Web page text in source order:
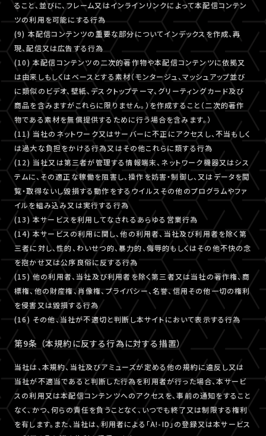
ること、並びに、フレーム又はインラインリンクによって本配信コンテン
ツの利用を可能にする行為
(9) 本配信コンテンツの重要な部分についてインデックスを作成、再
現、配信又は広告する行為
(10) 本配信コンテンツの二次的著作物や本配信コンテンツに依拠又
は由来しもしくはベースとする素材（モンタージュ、マッシュアップ並び
に類似のビデオ、壁紙、デスクトップテーマ、グリーティングカード及び
商品を含みますがこれらに限りません。）を作成すること（二次的著作
物である素材を無償提供するために行う場合を含みます。）
(11) 当社のネットワーク又はサーバーに不正にアクセスし、不当もしく
は過大な負担をかける行為又はその他これらに類する行為
(12) 当社又は第三者が管理する情報端末、ネットワーク機器又はシス
テムに、その適正な稼働を阻害し、操作を妨害・制御し、又はデータを閲
覧・取得ないし毀損する動作をするウイルスその他のプログラムやファ
イルを組み込み又は実行する行為
(13) 本サービスを利用してなされるあらゆる営業行為
(14) 本サービスの利用に関し、他の利用者、当社及び利用者を除く第
三者に対し、性的、わいせつ的、暴力的、侮辱的もしくはその他不快の念
を抱かせ又は公序良俗に反する行為
(15) 他の利用者、当社及び利用者を除く第三者又は当社の著作権、商
標権、他の財産権、肖像権、プライバシー、名誉、信用その他一切の権利
を侵害又は毀損する行為
(16) その他、当社が不適切と判断し本サイトにおいて表示する行為
第9条 （本規約に反する行為に対する措置）
当社は、本規約、当社及びアミューズが定める他の規約に違反し又は
当社が不適当であると判断した行為を利用者が行った場合、本サービ
スの利用又は本配信コンテンツへのアクセスを、事前の通知をすること
なく、かつ、何らの責任を負うことなく、いつでも終了又は制限する権利
を有します。また、当社は、利用者による「A!-ID」の登録又は本サービス